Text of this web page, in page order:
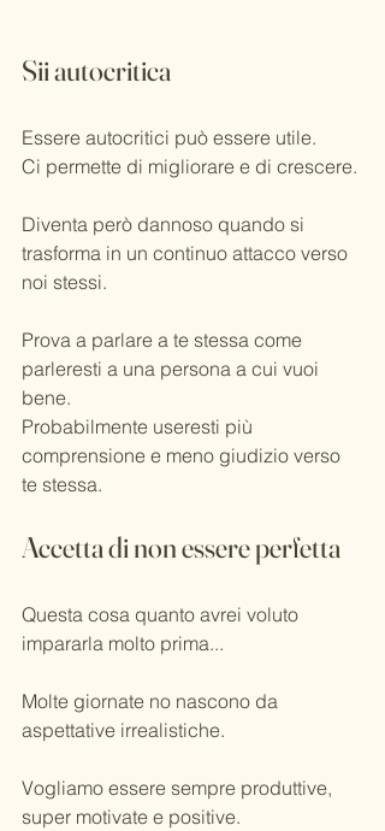
Sii autocritica
Essere autocritici può essere utile.
Ci permette di migliorare e di crescere.
Diventa però dannoso quando si
trasforma in un continuo attacco verso
noi stessi.
Prova a parlare a te stessa come
parleresti a una persona a cui vuoi
bene.
Probabilmente useresti più
comprensione e meno giudizio verso
te stessa.
Accetta di non essere perfetta
Questa cosa quanto avrei voluto
impararla molto prima...
Molte giornate no nascono da
aspettative irrealistiche.
Vogliamo essere sempre produttive,
super motivate e positive.